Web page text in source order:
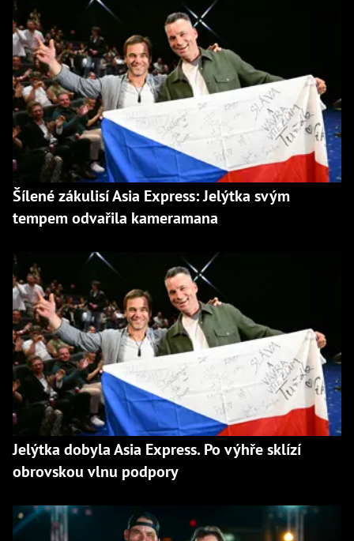
Šílené zákulisí Asia Express: Jelýtka svým
tempem odvařila kameramana
Jelýtka dobyla Asia Express. Po výhře sklízí
obrovskou vlnu podpory